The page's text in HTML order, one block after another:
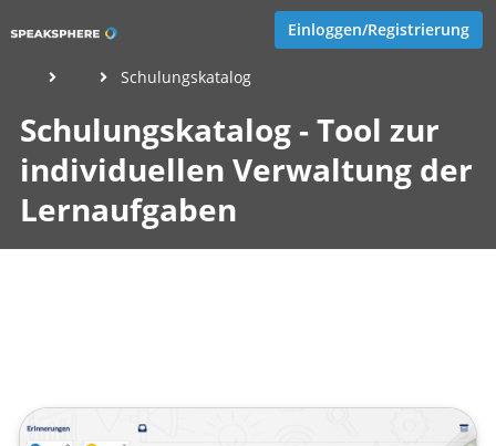
Einloggen/Registrierung
Schulungskatalog
Schulungskatalog - Tool zur
individuellen Verwaltung der
Lernaufgaben
Veröffentlicht vonEva Hernschier,SupraTix GmbH(3 Jahre